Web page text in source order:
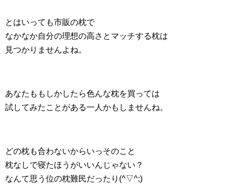
とはいっても市販の枕で
なかなか自分の理想の高さとマッチする枕は
見つかりませんよね。
あなたももしかしたら色んな枕を買っては
試してみたことがある一人かもしませんね。
どの枕も合わないからいっそのこと
枕なしで寝たほうがいいんじゃない？
なんて思う位の枕難民だったり(^▽^;)